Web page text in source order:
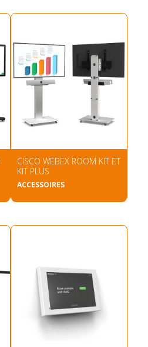
CISCO WEBEX ROOM KIT ET
KIT PLUS
ACCESSOIRES